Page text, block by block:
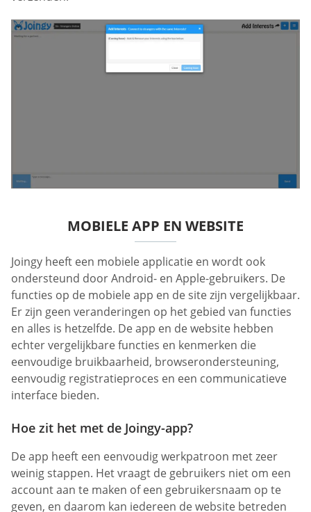
MOBIELE APP EN WEBSITE
Joingy heeft een mobiele applicatie en wordt ook
ondersteund door Android- en Apple-gebruikers. De
functies op de mobiele app en de site zijn vergelijkbaar.
Er zijn geen veranderingen op het gebied van functies
en alles is hetzelfde. De app en de website hebben
echter vergelijkbare functies en kenmerken die
eenvoudige bruikbaarheid, browserondersteuning,
eenvoudig registratieproces en een communicatieve
interface bieden.
Hoe zit het met de Joingy-app?
De app heeft een eenvoudig werkpatroon met zeer
weinig stappen. Het vraagt de gebruikers niet om een
account aan te maken of een gebruikersnaam op te
geven, en daarom kan iedereen de website betreden